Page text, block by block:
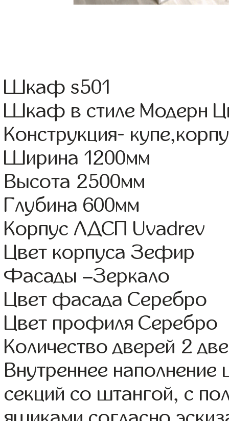
Шкаф s501
Шкаф в стиле Модерн
Конструкция-
Ширина 1200мм
Высота 2500мм
Глубина 600мм
Корпус ЛДСП Uvadrev
Цвет корпуса Зефир
Фасады –Зеркало
Цвет фасада Серебро
Цвет профиля Серебро
Количество дверей 2
Внутреннее
секций со штангой, с